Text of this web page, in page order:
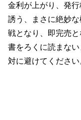
金利が上がり、発
誘う、まさに絶妙
戦となり、即完売
書をろくに読まな
対に避けてください